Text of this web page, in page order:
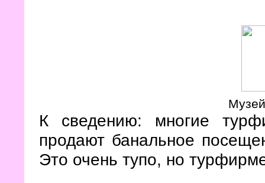
К сведению: многие
продают банальное
Это очень тупо, но